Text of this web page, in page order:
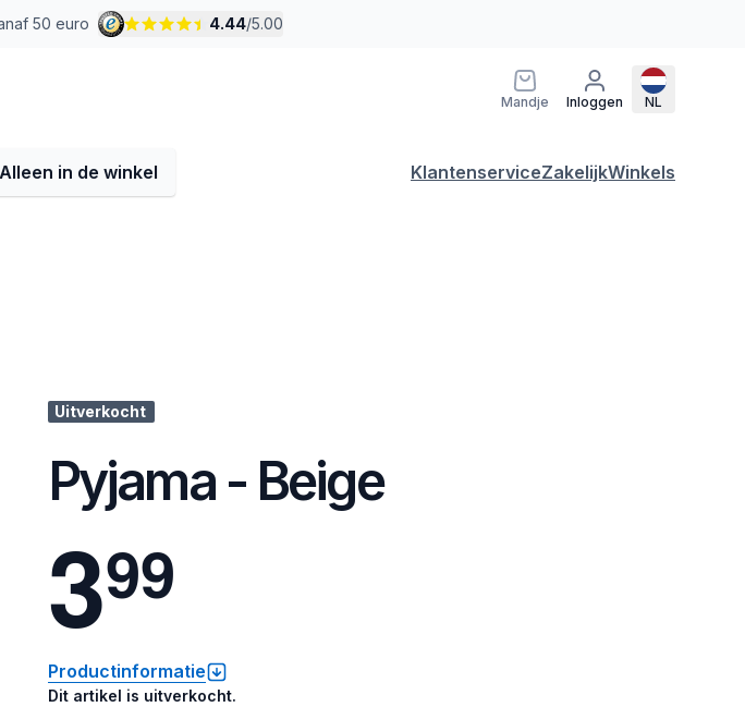
50 euro 4.44/5.00
Mandje Inloggen NL
Alleen in de winkel KlantenserviceZakelijkWinkels
Uitverkocht
Pyjama - Beige
399
Productinformatie
Dit artikel is uitverkocht.